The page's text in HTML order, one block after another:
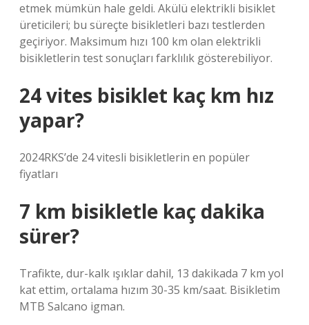
etmek mümkün hale geldi. Akülü elektrikli bisiklet
üreticileri; bu süreçte bisikletleri bazı testlerden
geçiriyor. Maksimum hızı 100 km olan elektrikli
bisikletlerin test sonuçları farklılık gösterebiliyor.
24 vites bisiklet kaç km hız
yapar?
2024RKS’de 24 vitesli bisikletlerin en popüler
fiyatları
7 km bisikletle kaç dakika
sürer?
Trafikte, dur-kalk ışıklar dahil, 13 dakikada 7 km yol
kat ettim, ortalama hızım 30-35 km/saat. Bisikletim
MTB Salcano igman.